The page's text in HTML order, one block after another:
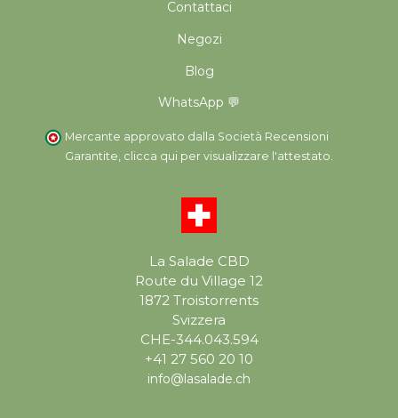
La Salade CBD
Route du Village 12
1872 Troistorrents
Svizzera
CHE-344.043.594
+41 27 560 20 10
info@lasalade.ch
Contattaci
Negozi
Blog
WhatsApp 💬
Mercante approvato dalla Società Recensioni
Garantite, clicca qui per visualizzare l'attestato.